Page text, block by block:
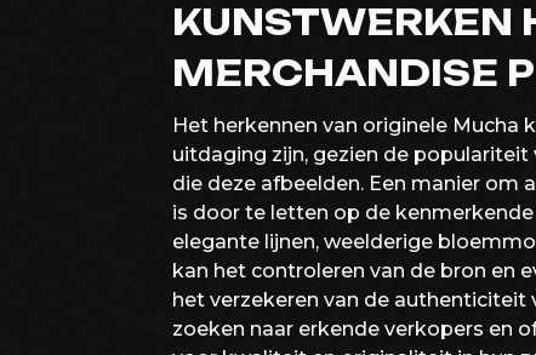
KUNSTWERKEN
MERCHANDISE
Het herkennen van originele Mucha
uitdaging zijn, gezien de
die deze afbeelden. Een manier om
is door te letten op de
elegante lijnen, weelderige
kan het controleren van de bron en
het verzekeren van de
zoeken naar erkende verkopers en